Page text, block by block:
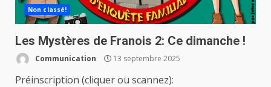
Non classé!
Les Mystères de Franois 2: Ce dimanche !
Communication 13 septembre 2025
Préinscription (cliquer ou scannez):